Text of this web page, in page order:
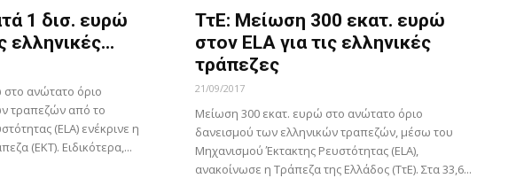
1 δισ. ευρώ
ελληνικές...
ανώτατο όριο
τραπεζών από το
(ELA) ενέκρινε η
(ΕΚΤ). Ειδικότερα,...
ΤτΕ: Μείωση 300 εκατ. ευρώ
στον ELA για τις ελληνικές
τράπεζες
21/09/2017
Μείωση 300 εκατ. ευρώ στο ανώτατο όριο
δανεισμού των ελληνικών τραπεζών, μέσω του
Μηχανισμού Έκτακτης Ρευστότητας (ELA),
ανακοίνωσε η Τράπεζα της Ελλάδος (ΤτΕ). Στα 33,6...